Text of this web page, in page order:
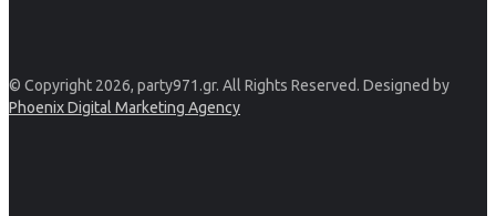
© Copyright 2026, party971.gr. All Rights Reserved. Designed by
Phoenix Digital Marketing Agency